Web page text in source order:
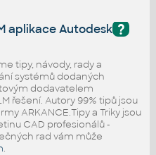
?
aplikace Autodesk
tipy, návody, rady a
systémů dodaných
dodavatelem
řešení. Autory 99% tipů jsou
ARKANCE.Tipy a Triky jsou
CAD profesionálů -
rad vám může
.